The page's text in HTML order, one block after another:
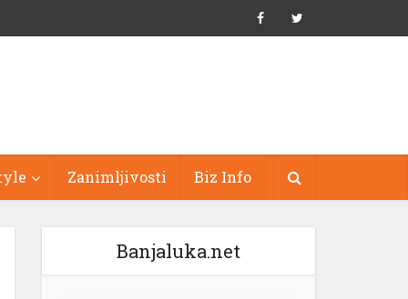
Zanimljivosti Biz Info
Banjaluka.net